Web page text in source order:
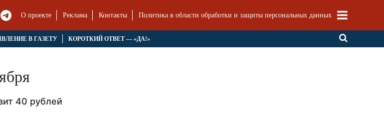
О проекте Реклама Контакты Политика в области обработки и защиты персональных данных
В ГАЗЕТУ КОРОТКИЙ ОТВЕТ — «ДА!»
40 рублей